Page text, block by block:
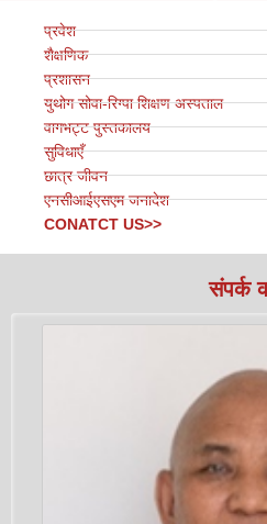
प्रवेश
शैक्षणिक
प्रशासन
युथोग सोवा-रिग्पा शिक्षण अस्पताल
वागभट्ट पुस्तकालय
सुविधाएँ
छात्र जीवन
एनसीआईएसएम जनादेश
CONATCT US>>
संपर्क